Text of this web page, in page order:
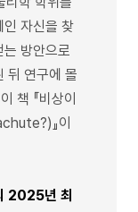
인 자신을 찾
방안으로
뒤 연구에 몰
책 『비상이
』이
2025년 최